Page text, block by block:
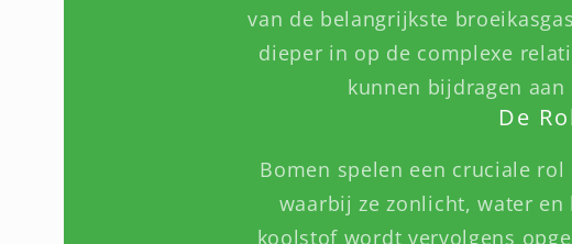
van de belangrijkste
dieper in op de complexe
kunnen bijdragen
De
Bomen spelen een cruciale
waarbij ze zonlicht, water
koolstof wordt vervolgens